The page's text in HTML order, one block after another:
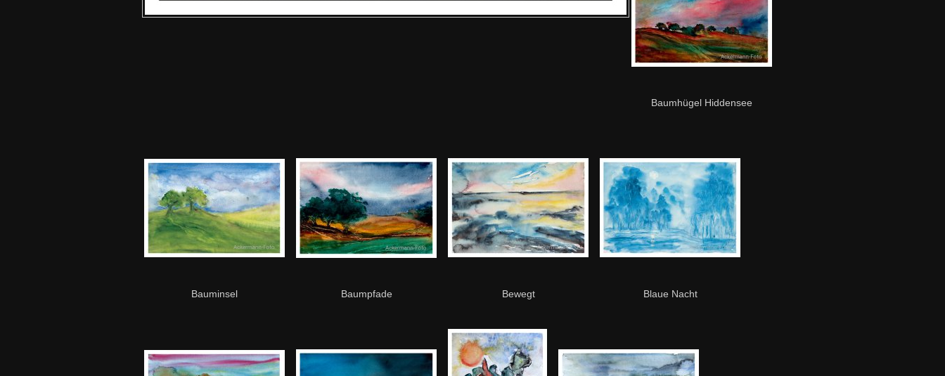
Baumhügel Hiddensee
Bauminsel Baumpfade Bewegt Blaue Nacht